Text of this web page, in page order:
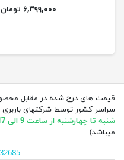
۶,۳۹۹,۰۰۰ تومان
قیمت های درج شده در مقابل
سراسر کشور توسط شرکتهای باربری
شنبه تا چهارشنبه از ساعت 9 الی 17
میباشد)